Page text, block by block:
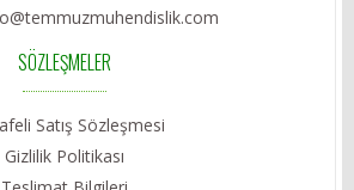
SÖZLEŞMELER
Satış Sözleşmesi
Gizlilik Politikası